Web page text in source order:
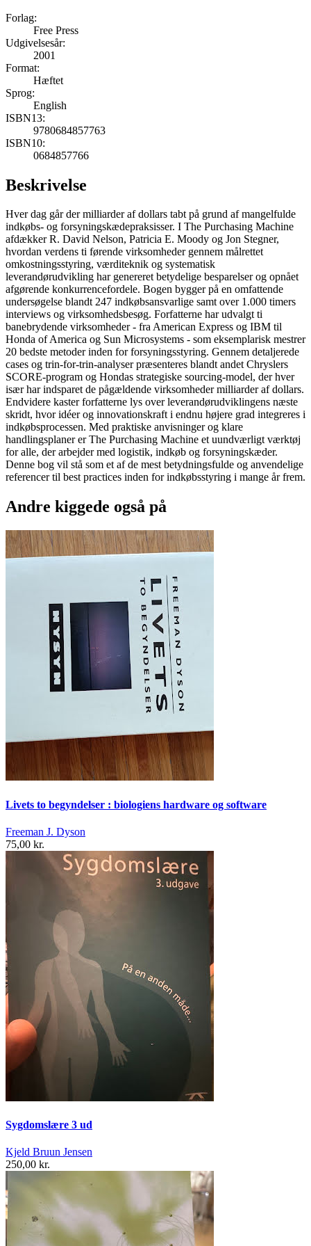
Forlag:
Free Press
Udgivelsesår:
2001
Format:
Hæftet
Sprog:
English
ISBN13:
9780684857763
ISBN10:
0684857766
Beskrivelse
Hver dag går der milliarder af dollars tabt på grund af mangelfulde
indkøbs- og forsyningskædepraksisser. I The Purchasing Machine
afdækker R. David Nelson, Patricia E. Moody og Jon Stegner,
hvordan verdens ti førende virksomheder gennem målrettet
omkostningsstyring, værditeknik og systematisk
leverandørudvikling har genereret betydelige besparelser og opnået
afgørende konkurrencefordele. Bogen bygger på en omfattende
undersøgelse blandt 247 indkøbsansvarlige samt over 1.000 timers
interviews og virksomhedsbesøg. Forfatterne har udvalgt ti
banebrydende virksomheder - fra American Express og IBM til
Honda of America og Sun Microsystems - som eksemplarisk mestrer
20 bedste metoder inden for forsyningsstyring. Gennem detaljerede
cases og trin-for-trin-analyser præsenteres blandt andet Chryslers
SCORE-program og Hondas strategiske sourcing-model, der hver
især har indsparet de pågældende virksomheder milliarder af dollars.
Endvidere kaster forfatterne lys over leverandørudviklingens næste
skridt, hvor idéer og innovationskraft i endnu højere grad integreres i
indkøbsprocessen. Med praktiske anvisninger og klare
handlingsplaner er The Purchasing Machine et uundværligt værktøj
for alle, der arbejder med logistik, indkøb og forsyningskæder.
Denne bog vil stå som et af de mest betydningsfulde og anvendelige
referencer til best practices inden for indkøbsstyring i mange år frem.
Andre kiggede også på
Livets to begyndelser : biologiens hardware og software
Freeman J. Dyson
75,00 kr.
Sygdomslære 3 ud
Kjeld Bruun Jensen
250,00 kr.